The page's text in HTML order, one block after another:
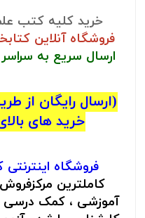
خرید کلیه کتب
فروشگاه آنلاین
ارسال سریع به
(ارسال رایگان از
خرید های بالای 500 هزار
فروشگاه اینترنتی
کاملترین
آموزشی ، کمک درسی